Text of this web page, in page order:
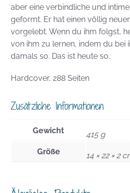
aber eine verbindliche und
geformt. Er hat einen völlig
vorgelebt. Wenn du ihm folgst,
von ihm zu lernen, indem du bei
damals so. Das ist heute so.
Hardcover, 288 Seiten
Zusätzliche Informationen
Gewicht
415 g
Größe
14 × 22 × 2